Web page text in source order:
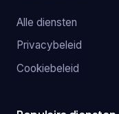
Alle diensten
Privacybeleid
Cookiebeleid